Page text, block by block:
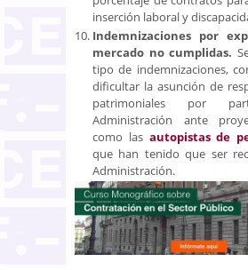
inserción laboral y
Indemnizaciones por
mercado no cumplidas.
tipo de indemnizaciones,
dificultar la asunción de
patrimoniales por
Administración ante
como las autopistas de
que han tenido que ser
Administración.